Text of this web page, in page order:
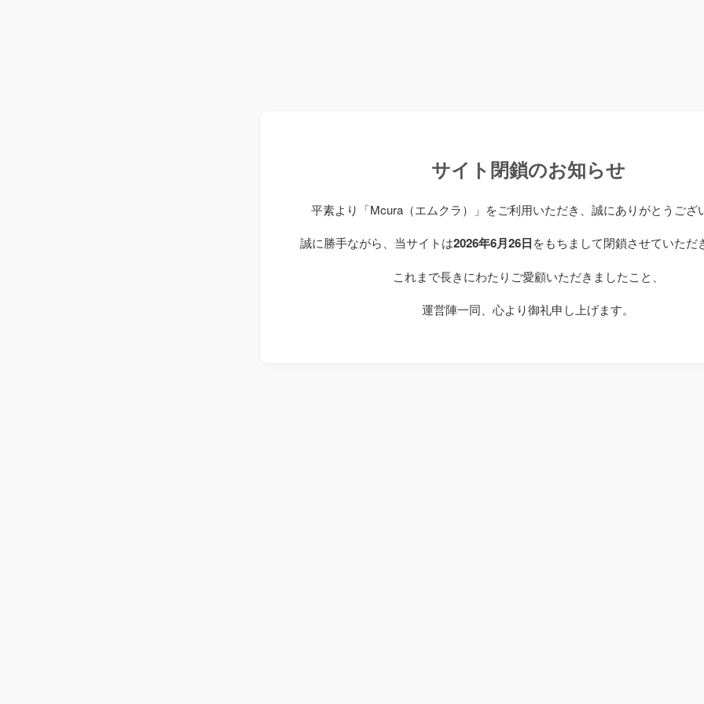
サイト閉鎖のお知らせ
平素より「Mcura（エムクラ）」をご利用いただき、誠にありがとうござ
誠に勝手ながら、当サイトは2026年6月26日をもちまして閉鎖させていただ
これまで長きにわたりご愛顧いただきましたこと、
運営陣一同、心より御礼申し上げます。